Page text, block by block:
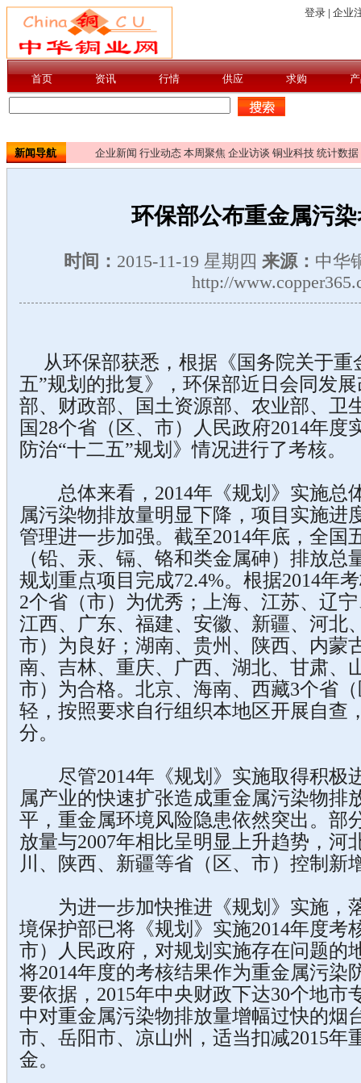
新闻导航 企业新闻 行业动态 本周聚焦 企业访谈 铜业科技 统计数据
环保部公布重金属污
时间： 2015-11-19 星期四 来源： 中华
http://
从环保部获悉，根据《国务院关于重
五”规划的批复》，环保部近日会同发
部、财政部、国土资源部、农业部、卫
国28个省（区、市）人民政府2014年度
防治“十二五”规划》情况进行了考核。
总体来看，2014年《规划》实施总
属污染物排放量明显下降，项目实施进
管理进一步加强。截至2014年底，全国
（铅、汞、镉、铬和类金属砷）排放总
规划重点项目完成72.4%。根据2014年
2个省（市）为优秀；上海、江苏、辽
江西、广东、福建、安徽、新疆、河北
市）为良好；湖南、贵州、陕西、内蒙
南、吉林、重庆、广西、湖北、甘肃、
市）为合格。北京、海南、西藏3个省
轻，按照要求自行组织本地区开展自查
分。
尽管2014年《规划》实施取得积极
属产业的快速扩张造成重金属污染物排
平，重金属环境风险隐患依然突出。部
放量与2007年相比呈明显上升趋势，河
川、陕西、新疆等省（区、市）控制新
为进一步加快推进《规划》实施，
境保护部已将《规划》实施2014年度考
市）人民政府，对规划实施存在问题的
将2014年度的考核结果作为重金属污染
要依据，2015年中央财政下达30个地市
中对重金属污染物排放量增幅过快的烟
市、岳阳市、凉山州，适当扣减2015年
金。